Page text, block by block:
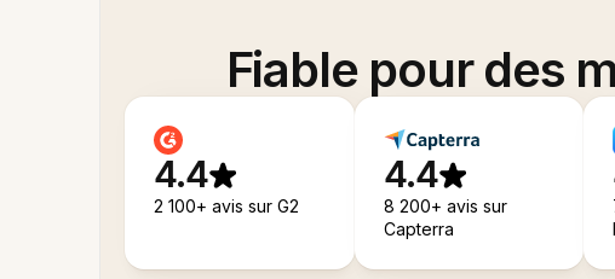
Fiable pour des
4.4
2 100+ avis sur G2
4.4
8 200+ avis sur
Capterra